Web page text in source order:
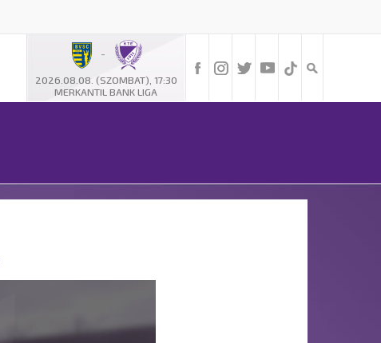
-
2026.08.08. (SZOMBAT), 17:30
MERKANTIL BANK LIGA